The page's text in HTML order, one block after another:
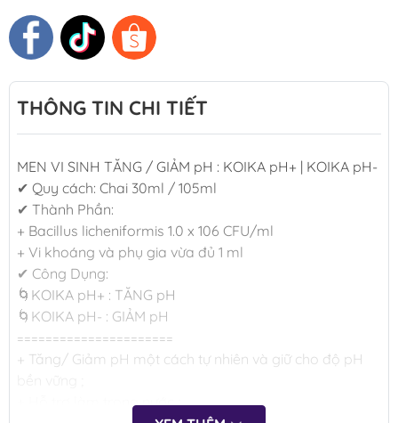
THÔNG TIN CHI TIẾT
MEN VI SINH TĂNG / GIẢM pH : KOIKA pH+ | KOIKA pH-
✔ Quy cách: Chai 30ml / 105ml
✔ Thành Phần:
+ Bacillus licheniformis 1.0 x 106 CFU/ml
+ Vi khoáng và phụ gia vừa đủ 1 ml
✔ Công Dụng:
🌀KOIKA pH+ : TĂNG pH
🌀KOIKA pH- : GIẢM pH
======================
+ Tăng/ Giảm pH một cách tự nhiên và giữ cho độ pH
+ Hỗ trợ làm trong nước ;